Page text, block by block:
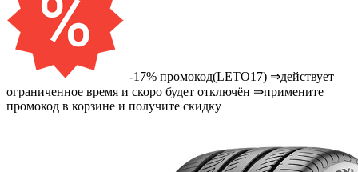
-17% промокод(LETO17) ⇒действует
ограниченное время и скоро будет отключён ⇒примените
промокод в корзине и получите скидку